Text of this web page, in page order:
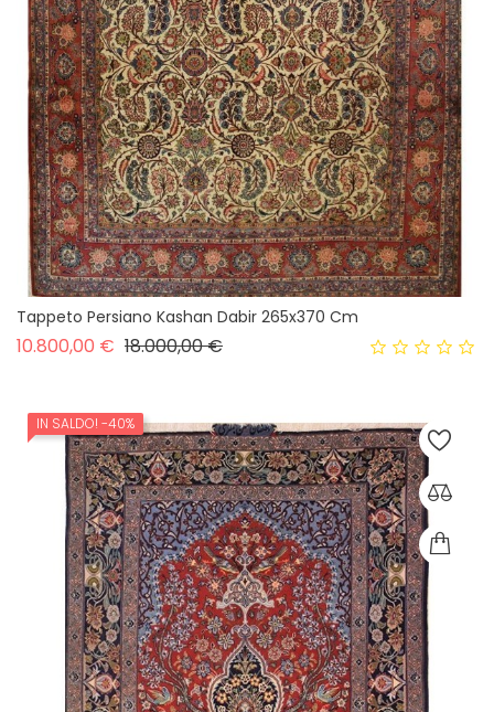
Tappeto Persiano Kashan Dabir 265x370 Cm
10.800,00 € Prezzo base
18.000,00 €Prezzo
IN SALDO! -40%